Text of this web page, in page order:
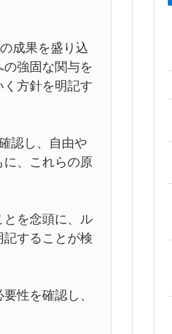
成果を盛り込
強固な関与を
方針を明記す
認し、自由や
、これらの原
を念頭に、ル
することが検
性を確認し、